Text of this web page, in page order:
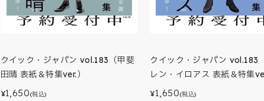
クイック・ジャパン vol.183（甲斐
田晴 表紙＆特集ver.）
¥1,650(税込)
クイック・ジャパン vol.183
レン・イロアス 表紙＆特集
¥1,650(税込)